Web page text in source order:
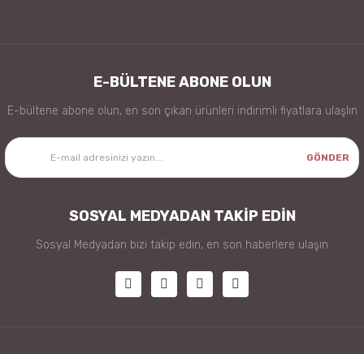
E-BÜLTENE ABONE OLUN
E-bültene abone olun, en son çıkan ürünleri indirimli fiyatlara ulaşlın
GÖNDER
SOSYAL MEDYADAN TAKİP EDİN
Sosyal Medyadan bizi takip edin, en son haberlere ulaşın